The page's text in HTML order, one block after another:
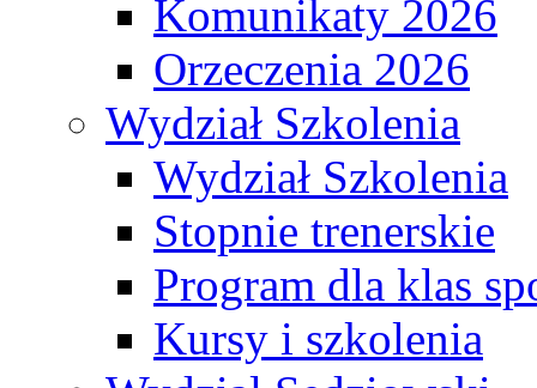
Komunikaty 2026
Orzeczenia 2026
Wydział Szkolenia
Wydział Szkolenia
Stopnie trenerskie
Program dla klas
Kursy i szkolenia